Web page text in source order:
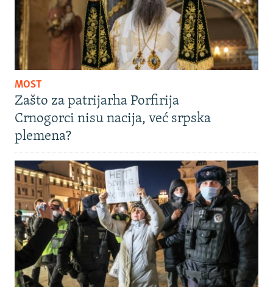
MOST
Zašto za patrijarha Porfirija
Crnogorci nisu nacija, već srpska
plemena?